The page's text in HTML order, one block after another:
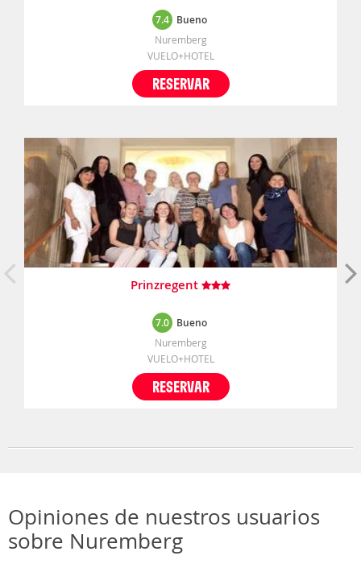
7.4 Bueno
Nuremberg
VUELO+HOTEL
RESERVAR
Prinzregent
7.0 Bueno
Nuremberg
VUELO+HOTEL
RESERVAR
Opiniones de nuestros usuarios
sobre Nuremberg